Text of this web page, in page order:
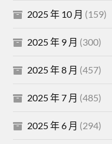
2025 年 10 月 (159)
2025 年 9 月 (300)
2025 年 8 月 (457)
2025 年 7 月 (485)
2025 年 6 月 (294)